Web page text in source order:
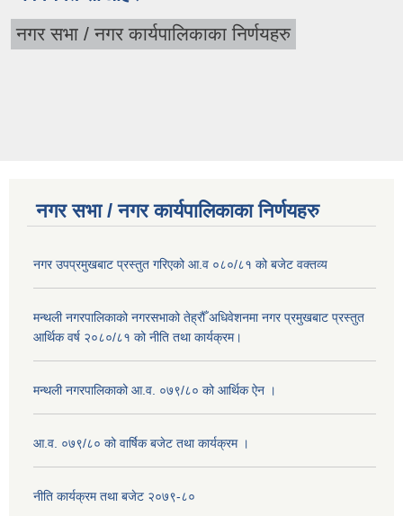
नगर सभा / नगर कार्यपालिकाका निर्णयहरु
नगर सभा / नगर कार्यपालिकाका निर्णयहरु
नगर उपप्रमुखबाट प्रस्तुत गरिएको आ.व ०८०/८१ को बजेट वक्तव्य
मन्थली नगरपालिकाको नगरसभाको तेह्रौँ अधिवेशनमा नगर प्रमुखबाट प्रस्तुत
आर्थिक वर्ष २०८०/८१ को नीति तथा कार्यक्रम।
मन्थली नगरपालिकाको आ.व. ०७९/८० को आर्थिक ऐन ।
आ.व. ०७९/८० को वार्षिक बजेट तथा कार्यक्रम ।
नीति कार्यक्रम तथा बजेट २०७९-८०